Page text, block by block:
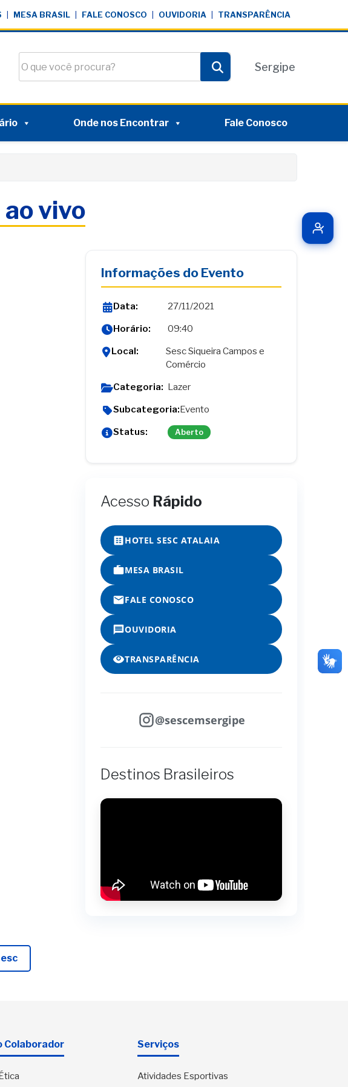
MESA BRASIL FALE CONOSCO OUVIDORIA TRANSPARÊNCIA
Pesquisar
Sergipe
Onde nos Encontrar Fale Conosco
vivo
Informações do Evento
Data:
27/11/2021
Horário:
09:40
Local:
Sesc Siqueira Campos e
Comércio
Categoria: Lazer
Subcategoria:Evento
Status:
Aberto
Acesso Rápido
HOTEL SESC ATALAIA
MESA BRASIL
FALE CONOSCO
OUVIDORIA
TRANSPARÊNCIA
@sescemsergipe
Destinos Brasileiros
Colaborador Serviços
Atividades Esportivas